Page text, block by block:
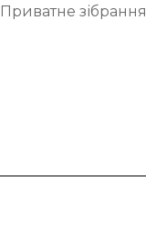
Приватне зібрання